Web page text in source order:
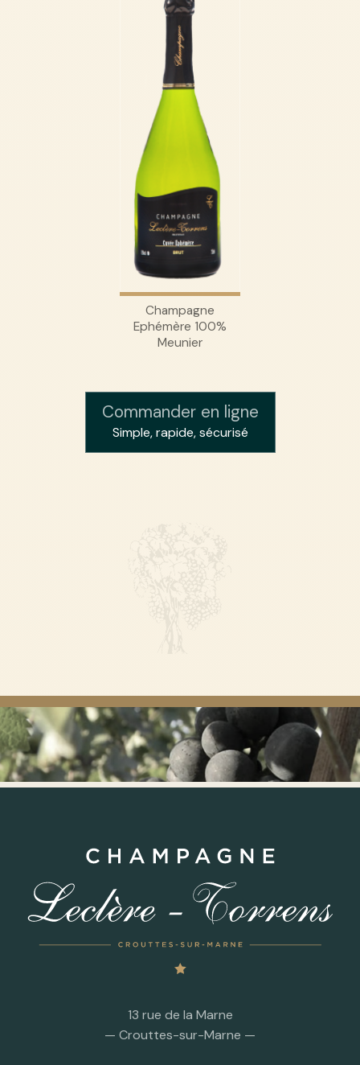
Champagne
Ephémère 100%
Meunier
Commander en ligne
Simple, rapide, sécurisé
13 rue de la Marne
— Crouttes-sur-Marne —